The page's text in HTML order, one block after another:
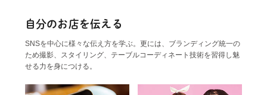
自分のお店を伝える
SNSを中心に様々な伝え方を学ぶ。更には、ブランディング統一の
ため撮影、スタイリング、テーブルコーディネート技術を習得し魅
せる力を身につける。